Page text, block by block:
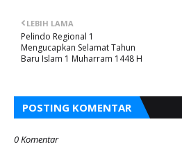
LEBIH LAMA
Pelindo Regional 1
Mengucapkan Selamat Tahun
Baru Islam 1 Muharram 1448 H
POSTING KOMENTAR
0 Komentar